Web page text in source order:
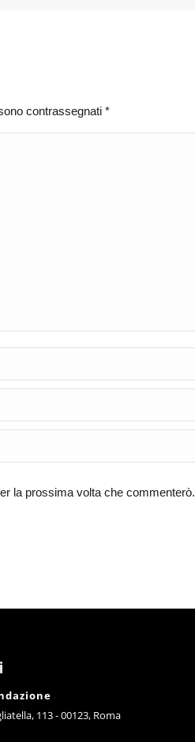
contrassegnati *
la prossima volta che commenterò.
113 - 00123, Roma